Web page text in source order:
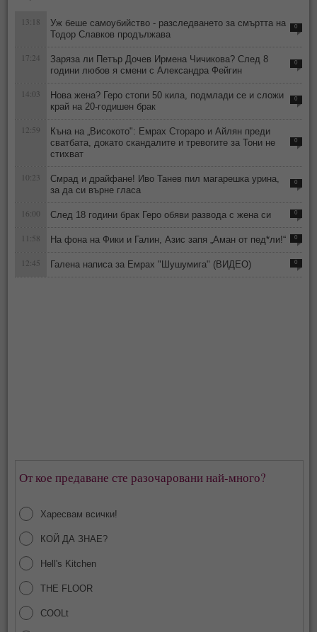
13:18
Уж беше самоубийство - разследването за смъртта на
Тодор Славков продължава
0
17:24
Заряза ли Петър Дочев Ирмена Чичикова? След 8
години любов я смени с Александра Фейгин
0
14:03
Нова жена? Геро стопи 50 кила, подмлади се и сложи
край на 20-годишен брак
0
12:59
Къна на „Високото": Емрах Стораро и Айлян преди
сватбата, докато скандалите и тревогите за Тони не
стихват
0
10:23
Смрад и драйфане! Иво Танев пил магарешка урина,
за да си върне гласа
0
16:00 След 18 години брак Геро обяви развода с жена си 0
11:58 На фона на Фики и Галин, Азис запя „Аман от пед*ли!“ 0
12:45 Галена написа за Емрах "Шушумига" (ВИДЕО) 0
От кое предаване сте разочаровани най-много?
Харесвам всички!
КОЙ ДА ЗНАЕ?
Hell's Kitchen
THE FLOOR
COOLt